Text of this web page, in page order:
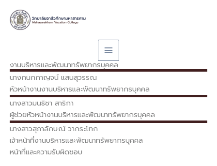
content
งานบริหารและพัฒนาทรัพยากรบุคคล
นางกนกกาญจน์ แสนสุวรรณ
หัวหน้างานงานบริหารและพัฒนาทรัพยากรบุคคล
นางสาวมนธิชา สาริกา
ผู้ช่วยหัวหน้างานบริหารและพัฒนาทรัพยากรบุคคล
นางสาวสุภาลักษณ์ วากระโทก
เจ้าหน้าที่งานบริหารและพัฒนาทรัพยากรบุคคล
หน้าที่และความรับผิดชอบ